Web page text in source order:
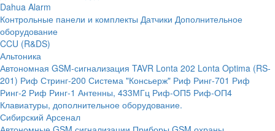
Dahua Alarm
Контрольные панели и комплекты Датчики Дополнительное
оборудование
CCU (R&DS)
Альтоника
Автономная GSM-сигнализация TAVR Lonta 202 Lonta Optima (RS-
201) Риф Стринг-200 Система "Консьерж" Риф Ринг-701 Риф
Ринг-2 Риф Ринг-1 Антенны, 433МГц Риф-ОП5 Риф-ОП4
Клавиатуры, дополнительное оборудование.
Сибирский Арсенал